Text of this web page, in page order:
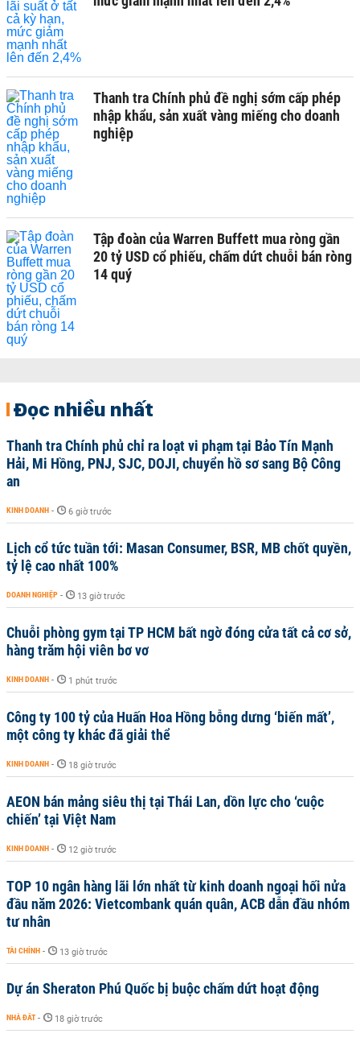
Thanh tra Chính phủ đề nghị sớm cấp phép
nhập khẩu, sản xuất vàng miếng cho doanh
nghiệp
Tập đoàn của Warren Buffett mua ròng gần
20 tỷ USD cổ phiếu, chấm dứt chuỗi bán ròng
14 quý
Đọc nhiều nhất
Thanh tra Chính phủ chỉ ra loạt vi phạm tại Bảo Tín Mạnh
Hải, Mi Hồng, PNJ, SJC, DOJI, chuyển hồ sơ sang Bộ Công
an
KINH DOANH - 6 giờ trước
Lịch cổ tức tuần tới: Masan Consumer, BSR, MB chốt quyền,
tỷ lệ cao nhất 100%
DOANH NGHIỆP - 13 giờ trước
Chuỗi phòng gym tại TP HCM bất ngờ đóng cửa tất cả cơ sở,
hàng trăm hội viên bơ vơ
KINH DOANH - 1 phút trước
Công ty 100 tỷ của Huấn Hoa Hồng bỗng dưng ‘biến mất’,
một công ty khác đã giải thể
KINH DOANH - 18 giờ trước
AEON bán mảng siêu thị tại Thái Lan, dồn lực cho ‘cuộc
chiến’ tại Việt Nam
KINH DOANH - 12 giờ trước
TOP 10 ngân hàng lãi lớn nhất từ kinh doanh ngoại hối nửa
đầu năm 2026: Vietcombank quán quân, ACB dẫn đầu nhóm
tư nhân
TÀI CHÍNH - 13 giờ trước
Dự án Sheraton Phú Quốc bị buộc chấm dứt hoạt động
NHÀ ĐẤT - 18 giờ trước